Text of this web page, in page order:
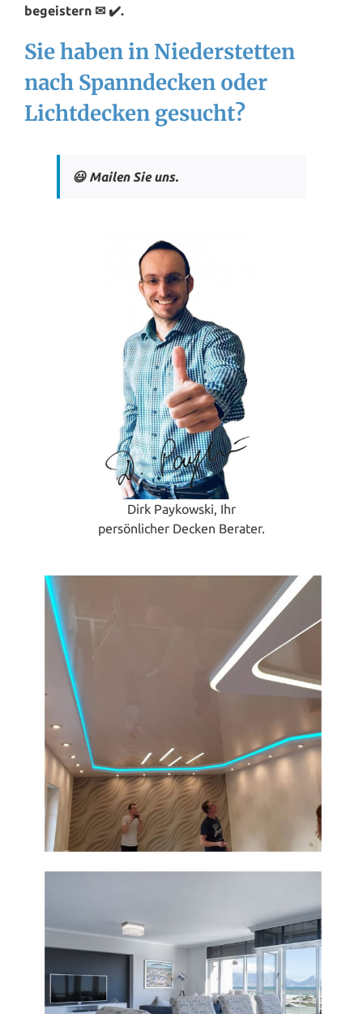
begeistern ✉ ✔️.
Sie haben in Niederstetten
nach Spanndecken oder
Lichtdecken gesucht?
😃 Mailen Sie uns.
Dirk Paykowski, Ihr
persönlicher Decken Berater.